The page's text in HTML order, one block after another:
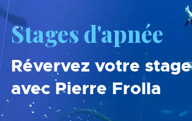
Stages d'apnée
Révervez votre stage
avec Pierre Frolla